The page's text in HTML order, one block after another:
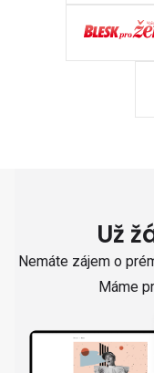
Už
Nemáte zájem o
Máme